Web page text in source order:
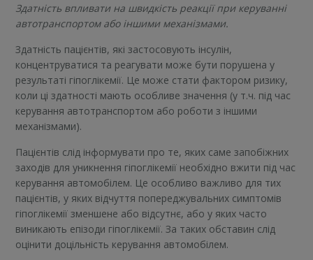
Здатність впливати на швидкість реакції при керуванні
автотранспортом або іншими механізмами.
Здатність пацієнтів, які застосовують інсулін,
концентруватися та реагувати може бути порушена у
результаті гіпоглікемії. Це може стати фактором ризику,
коли ці здатності мають особливе значення (у т.ч. під час
керування автотранспортом або роботи з іншими
механізмами).
Пацієнтів слід інформувати про те, яких саме запобіжних
заходів для уникнення гіпоглікемії необхідно вжити під час
керування автомобілем. Це особливо важливо для тих
пацієнтів, у яких відчуття попереджувальних симптомів
гіпоглікемії зменшене або відсутнє, або у яких часто
виникають епізоди гіпоглікемії. За таких обставин слід
оцінити доцільність керування автомобілем.